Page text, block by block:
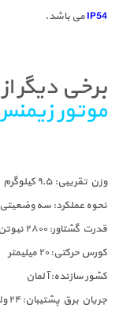
IP54می باشد.
برخی دیگر
موتور
وزن تقریبی: ۹٫۵ کیلوگرم
نحوه عملکرد: سه وضعیتی
قدرت گشتاور: ۲۸۰۰ نیوتن
کورس حرکتی: ۲۰ میلیمتر
کشور سازنده: آلمان
جریان برق پشتیبان: ۲۴ ولت و ۲۲۰ ولت ( متغیر به نسبت شماره فنی )